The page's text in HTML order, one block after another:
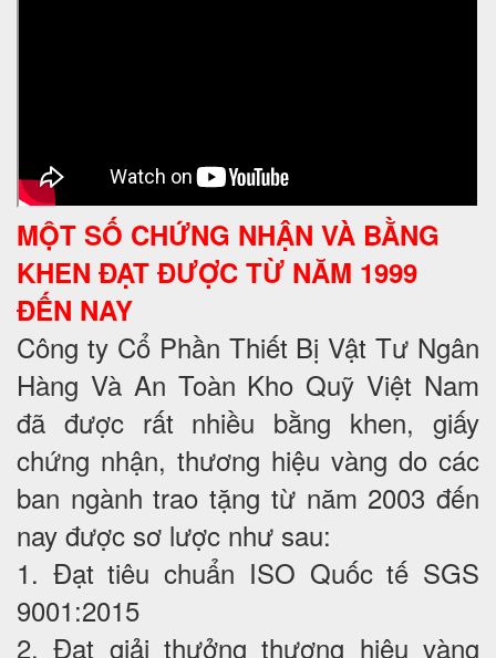
MỘT SỐ CHỨNG NHẬN VÀ BẰNG
KHEN ĐẠT ĐƯỢC TỪ NĂM 1999
ĐẾN NAY
Công ty Cổ Phần Thiết Bị Vật Tư Ngân
Hàng Và An Toàn Kho Quỹ Việt Nam
đã được rất nhiều bằng khen, giấy
chứng nhận, thương hiệu vàng do các
ban ngành trao tặng từ năm 2003 đến
nay được sơ lược như sau:
1. Đạt tiêu chuẩn ISO Quốc tế SGS
9001:2015
2. Đạt giải thưởng thương hiệu vàng